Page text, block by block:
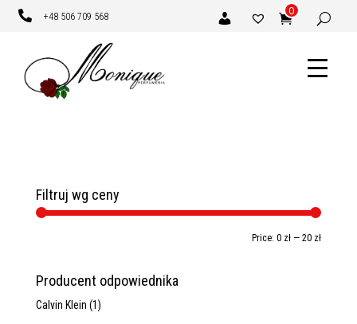
 +48 506 709 568 0
Filtruj wg ceny
Min
Max
Price:0 zł —20 zł
Producent odpowiednika
Calvin Klein (1)